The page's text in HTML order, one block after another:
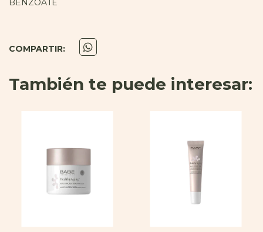
COMPARTIR:
También te puede interesar: